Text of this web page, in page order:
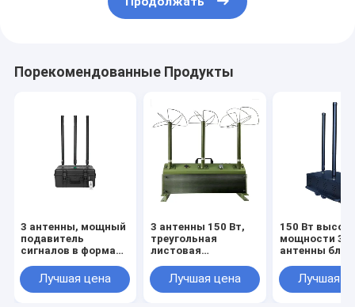
Порекомендованные Продукты
3 антенны, мощный
подавитель
сигналов в формате
блокирует частоты
2400-2500 МГц,
Лучшая цена
3 антенны 150 Вт,
треугольная
листовая
антенны, мощный
подавитель
Лучшая цена
150 Вт
мощности 3
антенны
БПЛА, с
диапазоном
Лучшая